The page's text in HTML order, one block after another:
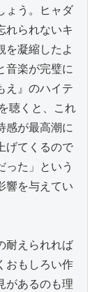
ょう。ヒャダ
れられないキ
を凝縮したよ
音楽が完璧に
え』のハイテ
聴くと、これ
感が最高潮に
げてくるので
った」という
響を与えてい
耐えられれば
おもしろい作
があるのも理